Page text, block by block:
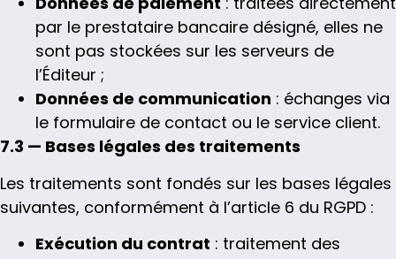
par le prestataire bancaire désigné, elles ne
sont pas stockées sur les serveurs de
l’Éditeur ;
Données de communication : échanges via
le formulaire de contact ou le service client.
7.3 — Bases légales des traitements
Les traitements sont fondés sur les bases légales
suivantes, conformément à l’article 6 du RGPD :
Exécution du contrat : traitement des